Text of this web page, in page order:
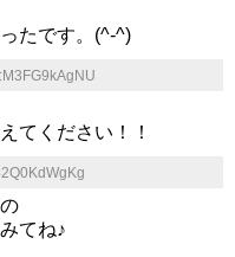
たです。(^-^)
てください！！
これをみてね♪